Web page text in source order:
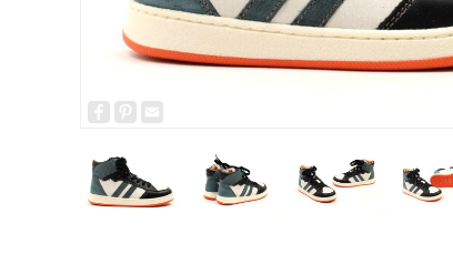
Facebook
Pinterest